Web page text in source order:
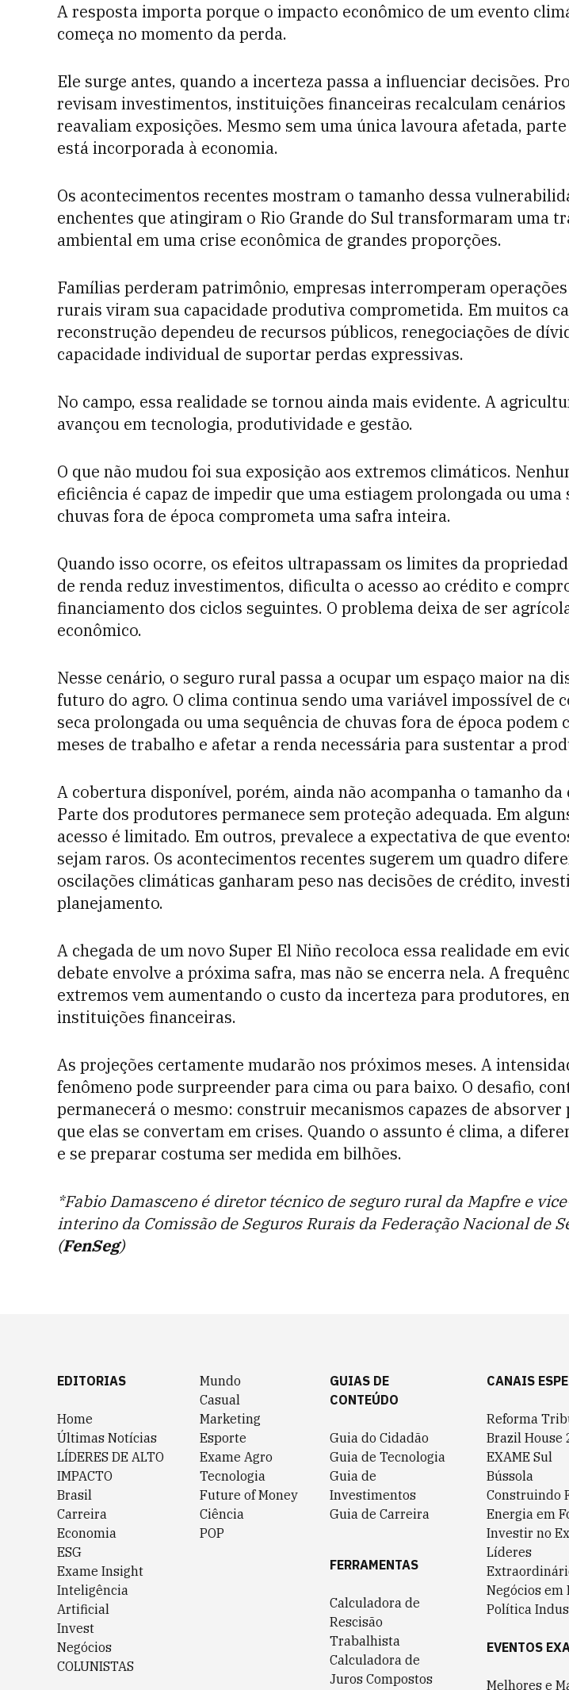
A resposta importa porque o impacto econômico de um evento
começa no momento da perda.
Ele surge antes, quando a incerteza passa a influenciar decisões.
revisam investimentos, instituições financeiras recalculam cenários
reavaliam exposições. Mesmo sem uma única lavoura afetada,
está incorporada à economia.
Os acontecimentos recentes mostram o tamanho dessa
enchentes que atingiram o Rio Grande do Sul transformaram uma
ambiental em uma crise econômica de grandes proporções.
Famílias perderam patrimônio, empresas interromperam
rurais viram sua capacidade produtiva comprometida. Em muitos
reconstrução dependeu de recursos públicos, renegociações de
capacidade individual de suportar perdas expressivas.
No campo, essa realidade se tornou ainda mais evidente. A
avançou em tecnologia, produtividade e gestão.
O que não mudou foi sua exposição aos extremos climáticos.
eficiência é capaz de impedir que uma estiagem prolongada ou uma
chuvas fora de época comprometa uma safra inteira.
Quando isso ocorre, os efeitos ultrapassam os limites da
de renda reduz investimentos, dificulta o acesso ao crédito e
financiamento dos ciclos seguintes. O problema deixa de ser
econômico.
Nesse cenário, o seguro rural passa a ocupar um espaço maior na
futuro do agro. O clima continua sendo uma variável impossível de
seca prolongada ou uma sequência de chuvas fora de época podem
meses de trabalho e afetar a renda necessária para sustentar a
A cobertura disponível, porém, ainda não acompanha o tamanho da
Parte dos produtores permanece sem proteção adequada. Em
acesso é limitado. Em outros, prevalece a expectativa de que
sejam raros. Os acontecimentos recentes sugerem um quadro
oscilações climáticas ganharam peso nas decisões de crédito,
planejamento.
A chegada de um novo Super El Niño recoloca essa realidade em
debate envolve a próxima safra, mas não se encerra nela. A
extremos vem aumentando o custo da incerteza para produtores,
instituições financeiras.
As projeções certamente mudarão nos próximos meses. A
fenômeno pode surpreender para cima ou para baixo. O desafio,
permanecerá o mesmo: construir mecanismos capazes de absorver
que elas se convertam em crises. Quando o assunto é clima, a
e se preparar costuma ser medida em bilhões.
*Fabio Damasceno é diretor técnico de seguro rural da Mapfre e
interino da Comissão de Seguros Rurais da Federação Nacional de
(FenSeg)
EDITORIAS
Home
Últimas Notícias
LÍDERES DE ALTO
IMPACTO
Brasil
Carreira
Economia
ESG
Exame Insight
Inteligência
Artificial
Invest
Negócios
COLUNISTAS
Mundo
Casual
Marketing
Esporte
Exame Agro
Tecnologia
Future of Money
Ciência
POP
GUIAS DE
CONTEÚDO
Guia do Cidadão
Guia de Tecnologia
Guia de
Investimentos
Guia de Carreira
FERRAMENTAS
Calculadora de
Rescisão
Trabalhista
Calculadora de
Juros Compostos
CANAIS
Reforma
Brazil House
EXAME Sul
Bússola
Construindo
Energia em
Investir no
Líderes
Negócios em
Política
EVENTOS
Melhores e